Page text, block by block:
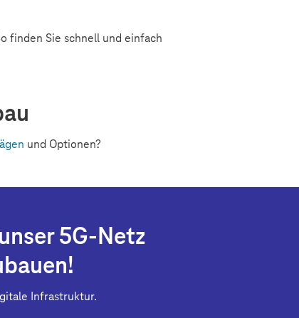
finden Sie schnell und einfach
und Optionen?
5G-Netz
Infrastruktur.